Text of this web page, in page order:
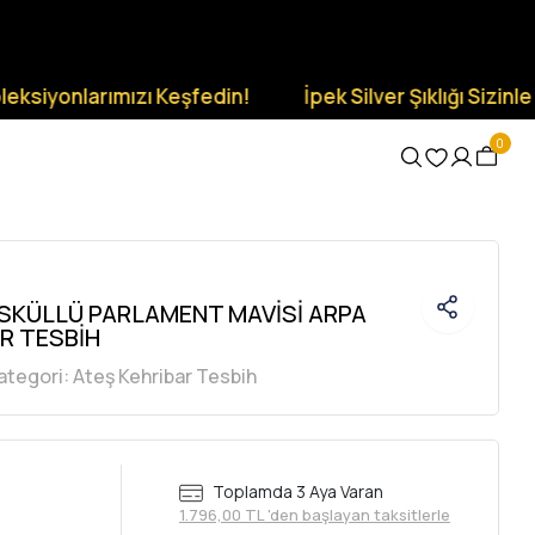
Keşfedin! İpek Silver Şıklığı Sizinle Olsun.
0
PARLAMENT MAVİSİ ARPA
TESBİH
Ateş Kehribar Tesbih
Toplamda 3 Aya Varan
1.796,00 TL 'den başlayan taksitlerle